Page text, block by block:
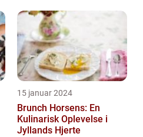
fra både morgenmad og
15 januar 2024
Brunch Horsens: En
Kulinarisk Oplevelse i
Jyllands Hjerte